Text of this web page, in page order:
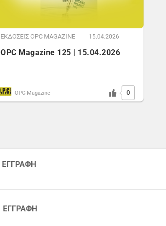
ΕΚΔΟΣΕΙΣ OPC MAGAZINE 15.04.2026
OPC Magazine 125 | 15.04.2026
OPC Magazine 0
ΕΓΓΡΑΦΗ
ΕΓΓΡΑΦΗ